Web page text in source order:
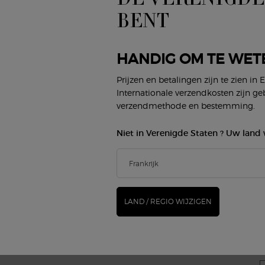
GEUREN
Armani/Privé
KLANTENSERVICE
Algemene vragen
Loopbanen
BENT
HANDIG OM TE
Prijzen en betalingen zijn te zien in
Internationale verzendkosten zijn
verzendmethode en bestemming.
Niet in Verenigde Staten ? Uw land
LAND / REGIO WIJZIGEN